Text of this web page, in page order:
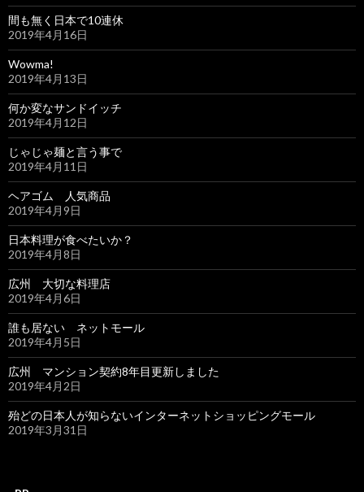
間も無く日本で10連休
2019年4月16日
Wowma!
2019年4月13日
何か変なサンドイッチ
2019年4月12日
じゃじゃ麺と言う事で
2019年4月11日
ヘアゴム 人気商品
2019年4月9日
日本料理が食べたいか？
2019年4月8日
広州 大切な料理店
2019年4月6日
誰も居ない ネットモール
2019年4月5日
広州 マンション契約8年目更新しました
2019年4月2日
殆どの日本人が知らないインターネットショッピングモール
2019年3月31日